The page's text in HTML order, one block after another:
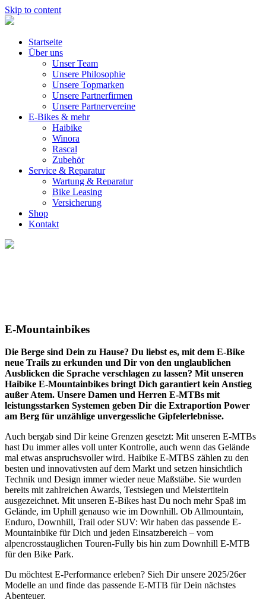
Skip to content
Startseite
Über uns
Unser Team
Unsere Philosophie
Unsere Topmarken
Unsere Partnerfirmen
Unsere Partnervereine
E-Bikes & mehr
Haibike
Winora
Rascal
Zubehör
Service & Reparatur
Wartung & Reparatur
Bike Leasing
Versicherung
Shop
Kontakt
E-Mountainbikes
Die Berge sind Dein zu Hause? Du liebst es, mit dem E-Bike
neue Trails zu erkunden und Dir von den unglaublichen
Ausblicken die Sprache verschlagen zu lassen? Mit unseren
Haibike E-Mountainbikes bringt Dich garantiert kein Anstieg
außer Atem. Unsere Damen und Herren E-MTBs mit
leistungsstarken Systemen geben Dir die Extraportion Power
am Berg für unzählige unvergessliche Gipfelerlebnisse.
Auch bergab sind Dir keine Grenzen gesetzt: Mit unseren E-MTBs
hast Du immer alles voll unter Kontrolle, auch wenn das Gelände
mal etwas anspruchsvoller wird. Haibike E-MTBS zählen zu den
besten und innovativsten auf dem Markt und setzen hinsichtlich
Technik und Design immer wieder neue Maßstäbe. Sie wurden
bereits mit zahlreichen Awards, Testsiegen und Meistertiteln
ausgezeichnet. Mit unseren E-Bikes hast Du noch mehr Spaß im
Gelände, im Uphill genauso wie im Downhill. Ob Allmountain,
Enduro, Downhill, Trail oder SUV: Wir haben das passende E-
Mountainbike für Dich und jeden Einsatzbereich – vom
alpencrosstauglichen Touren-Fully bis hin zum Downhill E-MTB
für den Bike Park.
Du möchtest E-Performance erleben? Sieh Dir unsere 2025/26er
Modelle an und finde das passende E-MTB für Dein nächstes
Abenteuer.